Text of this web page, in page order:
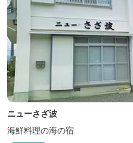
ニューさざ波
海鮮料理の海の宿